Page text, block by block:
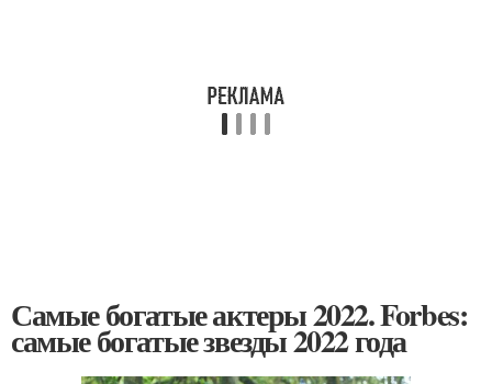
Самые богатые актеры 2022. Forbes:
самые богатые звезды 2022 года